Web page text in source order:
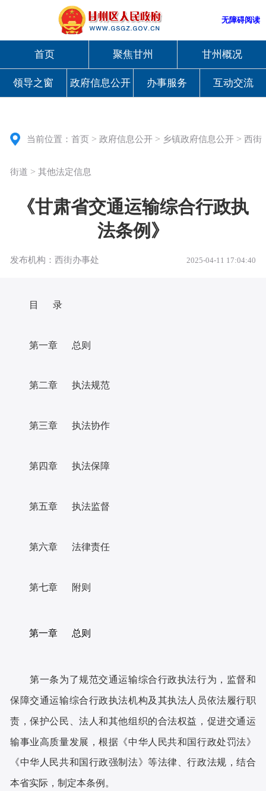
无障碍阅读
首页 聚焦甘州 甘州概况
领导之窗 政府信息公开 办事服务 互动交流
当前位置：首页 >政府信息公开 > 乡镇政府信息公开 >西街
街道 >其他法定信息
《甘肃省交通运输综合行政执
法条例》
发布机构：西街办事处 2025-04-11 17:04:40
目 录
第一章 总则
第二章 执法规范
第三章 执法协作
第四章 执法保障
第五章 执法监督
第六章 法律责任
第七章 附则
第一章 总则
第一条为了规范交通运输综合行政执法行为，监督和
保障交通运输综合行政执法机构及其执法人员依法履行职
责，保护公民、法人和其他组织的合法权益，促进交通运
输事业高质量发展，根据《中华人民共和国行政处罚法》
《中华人民共和国行政强制法》等法律、行政法规，结合
本省实际，制定本条例。